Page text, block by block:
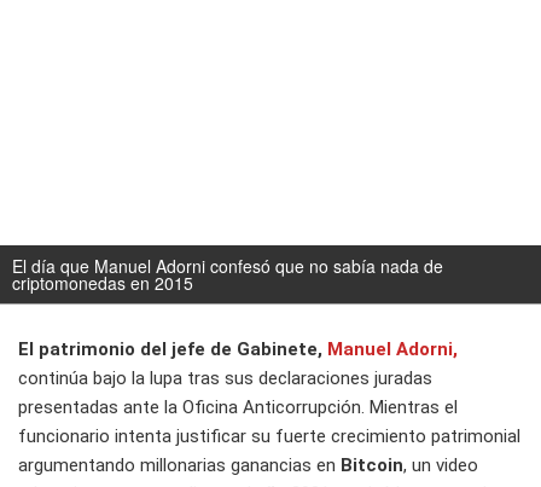
El día que Manuel Adorni confesó que no sabía nada de
criptomonedas en 2015
El patrimonio del jefe de Gabinete, Manuel Adorni,
continúa bajo la lupa tras sus declaraciones juradas
presentadas ante la Oficina Anticorrupción. Mientras el
funcionario intenta justificar su fuerte crecimiento patrimonial
argumentando millonarias ganancias en Bitcoin, un video